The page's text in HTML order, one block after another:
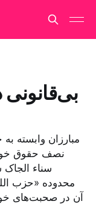
مبارزان وابسته
نصف حقوق خود
سناء الجاک
محدوده «حزب
آن در صحبت‌های